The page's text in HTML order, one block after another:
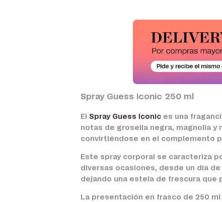
Spray Guess Iconic 250 ml
El Spray Guess Iconic es una
notas de grosella negra, magnolia
convirtiéndose en el complemento
Este spray corporal se caracteriza
diversas ocasiones, desde un día
dejando una estela de frescura que
La presentación en frasco de 250